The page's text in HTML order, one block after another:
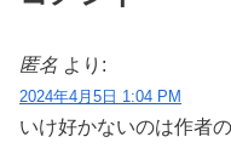
匿名 より:
2024年4月5日 1:04 PM
いけ好かないのは作者